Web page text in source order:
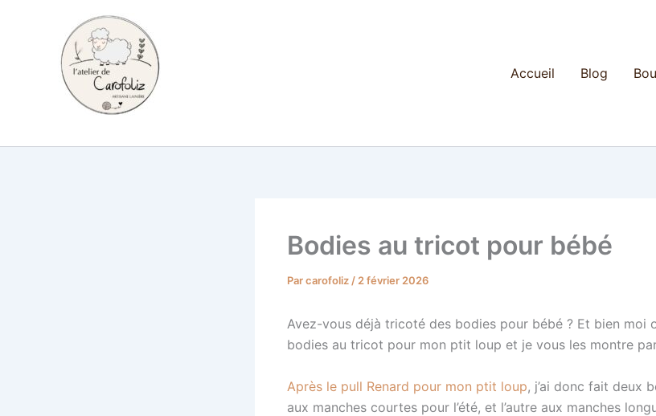
Accueil Blog
Bodies au tricot pour bébé
Parcarofoliz / 2 février 2026
Avez-vous déjà tricoté des bodies pour bébé ? Et bien moi
bodies au tricot pour mon ptit loup et je vous les montre
Après le pull Renard pour mon ptit loup, j’ai donc fait deux
aux manches courtes pour l’été, et l’autre aux manches